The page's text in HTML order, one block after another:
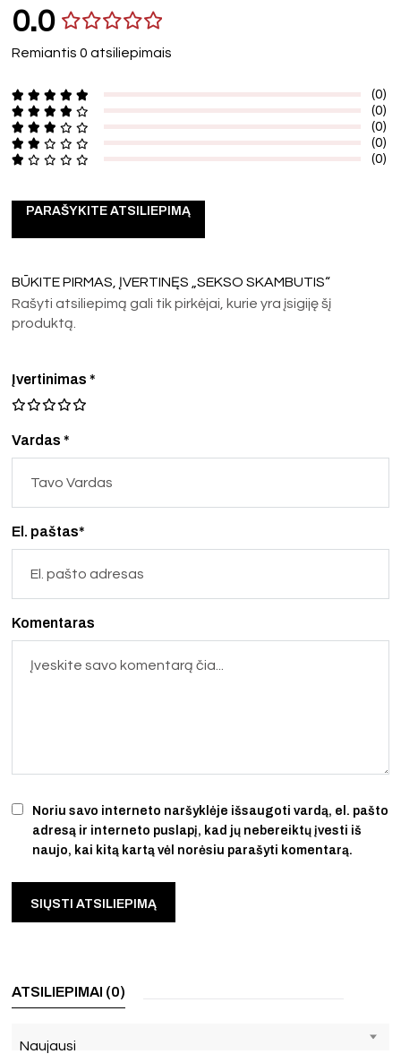
0.0
Remiantis 0 atsiliepimais
(0)
(0)
(0)
(0)
(0)
PARAŠYKITE ATSILIEPIMĄ
BŪKITE PIRMAS, ĮVERTINĘS „SEKSO SKAMBUTIS“
Rašyti atsiliepimą gali tik pirkėjai, kurie yra įsigiję šį
produktą.
Vardas *
El. paštas*
Noriu savo interneto naršyklėje išsaugoti vardą, el. pašto
adresą ir interneto puslapį, kad jų nebereiktų įvesti iš
naujo, kai kitą kartą vėl norėsiu parašyti komentarą.
Įvertinimas*
Komentaras
ATSILIEPIMAI (0)
Naujausi